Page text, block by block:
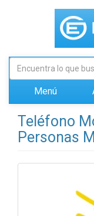
Menú
Teléfono
Personas